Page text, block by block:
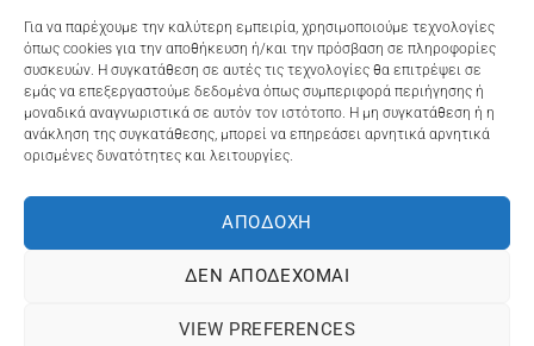
Για να παρέχουμε την καλύτερη εμπειρία, χρησιμοποιούμε τεχνολογίες
όπως cookies για την αποθήκευση ή/και την πρόσβαση σε πληροφορίες
συσκευών. Η συγκατάθεση σε αυτές τις τεχνολογίες θα επιτρέψει σε
εμάς να επεξεργαστούμε δεδομένα όπως συμπεριφορά περιήγησης ή
μοναδικά αναγνωριστικά σε αυτόν τον ιστότοπο. Η μη συγκατάθεση ή η
ανάκληση της συγκατάθεσης, μπορεί να επηρεάσει αρνητικά αρνητικά
ορισμένες δυνατότητες και λειτουργίες.
ΑΠΟΔΟΧΉ
ΔΕΝ ΑΠΟΔΈΧΟΜΑΙ
VIEW PREFERENCES
Dioni Hair Care, Ζυμβρακάκηδων 33, τηλ 28210
91906
Dioni Hair Spa, Κ. Σφακιανάκη 5, τηλ 28210 94712
On
Delivery
ΤΡΟΠΟΙ ΠΛΗΡΩΜΗΣ
ΠΟΛΙΤΙΚΉ ΕΠΙΣΤΡΟΦΏΝ
ΠΟΛΙΤΙΚΉ ΑΠΟΡΡΉΤΟΥ – COOKIES (ΕΕ)
. Powered byOCS eShop Development